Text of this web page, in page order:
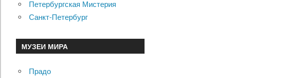
Петербургская Мистерия
Санкт-Петербург
МУЗЕИ МИРА
Прадо